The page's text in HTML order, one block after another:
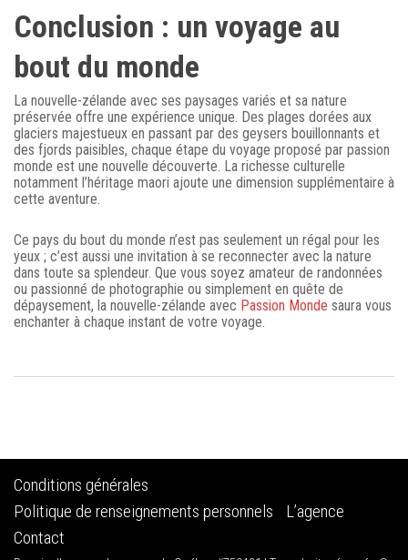
Conclusion : un voyage au
bout du monde
La nouvelle-zélande avec ses paysages variés et sa nature
préservée offre une expérience unique. Des plages dorées aux
glaciers majestueux en passant par des geysers bouillonnants et
des fjords paisibles, chaque étape du voyage proposé par passion
monde est une nouvelle découverte. La richesse culturelle
notamment l’héritage maori ajoute une dimension supplémentaire à
cette aventure.
Ce pays du bout du monde n’est pas seulement un régal pour les
yeux ; c’est aussi une invitation à se reconnecter avec la nature
dans toute sa splendeur. Que vous soyez amateur de randonnées
ou passionné de photographie ou simplement en quête de
dépaysement, la nouvelle-zélande avec Passion Monde saura vous
enchanter à chaque instant de votre voyage.
Conditions générales
Politique de renseignements personnels
L’agence
Contact